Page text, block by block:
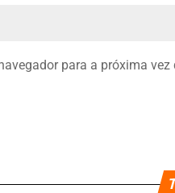
para a próxima vez